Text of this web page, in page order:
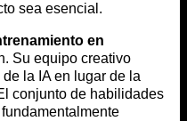
sea esencial.
en
Su equipo creativo
la IA en lugar de la
conjunto de habilidades